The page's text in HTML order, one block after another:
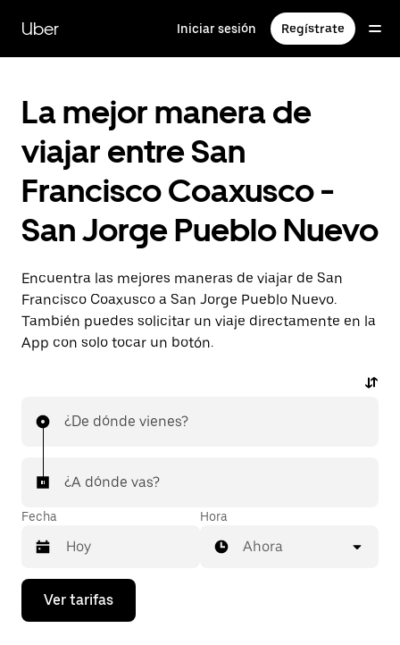
contenido
principal
Uber Iniciar sesión Regístrate
La mejor manera de
viajar entre San
Francisco Coaxusco -
San Jorge Pueblo Nuevo
Encuentra las mejores maneras de viajar de San
Francisco Coaxusco a San Jorge Pueblo Nuevo.
También puedes solicitar un viaje directamente en la
App con solo tocar un botón.
¿De dónde vienes?
¿A dónde vas?
Fecha
Presiona
flecha
Hora
Ahora
Ver tarifas